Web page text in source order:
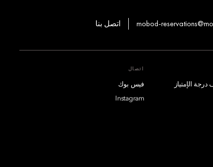
mobod- اتصل بنا
اتصال
فيس بوك
Instagram